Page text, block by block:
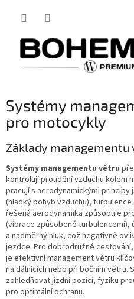
Systémy
pro motocykly
Základy
Systémy managementu větru
kontrolují proudění vzduchu kolem
pracují s aerodynamickými principy
(hladký pohyb vzduchu),
řešená aerodynamika způsobuje
(vibrace způsobené turbulencemi),
a nadměrný hluk, což negativně
jezdce. Pro dobrodružné cestování,
je efektivní management větru
na dálnicích nebo při bočním větru.
zohledňovat jízdní pozici, fyziku
pro optimální ochranu.